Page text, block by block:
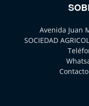
Avenida Juan
SOCIEDAD